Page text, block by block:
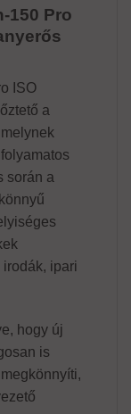
150 Pro
ISO
a
során a
ipari
hogy új
is